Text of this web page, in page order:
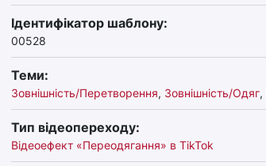
Ідентифікатор шаблону:
00528
Теми:
Зовнішність/Перетворення, Зовнішність/Одяг,
Тип відеопереходу:
Відеоефект «Переодягання» в TikTok